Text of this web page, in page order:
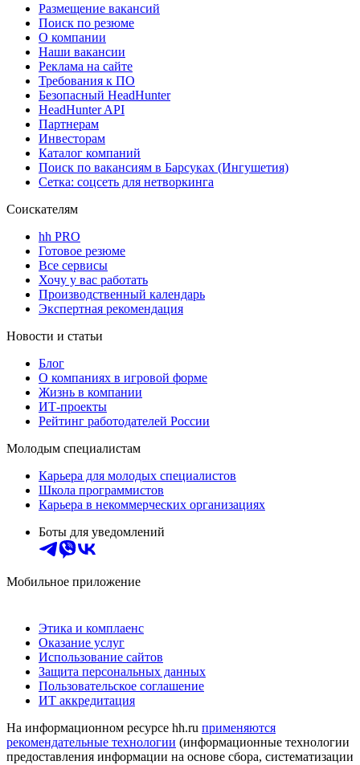
Размещение вакансий
Поиск по резюме
О компании
Наши вакансии
Реклама на сайте
Требования к ПО
Безопасный HeadHunter
HeadHunter API
Партнерам
Инвесторам
Каталог компаний
Поиск по вакансиям в Барсуках (Ингушетия)
Сетка: соцсеть для нетворкинга
Соискателям
hh PRO
Готовое резюме
Все сервисы
Хочу у вас работать
Производственный календарь
Экспертная рекомендация
Новости и статьи
Блог
О компаниях в игровой форме
Жизнь в компании
ИТ-проекты
Рейтинг работодателей России
Молодым специалистам
Карьера для молодых специалистов
Школа программистов
Карьера в некоммерческих организациях
Боты для уведомлений
Мобильное приложение
Этика и комплаенс
Оказание услуг
Использование сайтов
Защита персональных данных
Пользовательское соглашение
ИТ аккредитация
На информационном ресурсе hh.ru применяются
рекомендательные технологии (информационные технологии
предоставления информации на основе сбора, систематизации